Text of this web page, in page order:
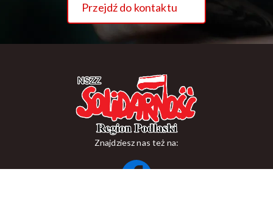
Przejdź do kontaktu
Znajdziesz nas też na: